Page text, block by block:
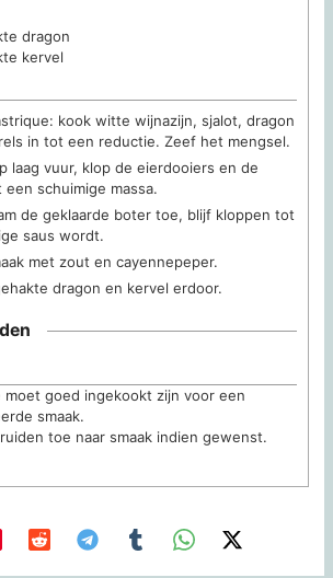
dragon
kervel
kook witte wijnazijn, sjalot, dragon
in tot een reductie. Zeef het mengsel.
laag vuur, klop de eierdooiers en de
schuimige massa.
de geklaarde boter toe, blijf kloppen tot
saus wordt.
met zout en cayennepeper.
dragon en kervel erdoor.
moet goed ingekookt zijn voor een
smaak.
toe naar smaak indien gewenst.